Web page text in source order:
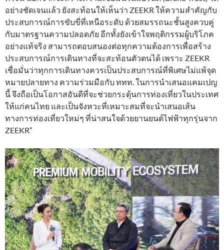
อย่างชัดเจนแล้ว ยังสะท้อนให้เห็นว่า ZEEKR ให้ความสำคัญกับ
ประสบการณ์การขับขี่ที่เหนือระดับ ด้วยสมรรถนะชั้นสูงควบคู่
กับมาตรฐานความปลอดภัย อีกทั้งยังเข้าใจพฤติกรรมผู้บริโภค
อย่างแท้จริง สามารถตอบสนองต่อทุกความต้องการเพื่อสร้าง
ประสบการณ์การเดินทางที่จะสะท้อนตัวตนได้ เพราะ ZEEKR
เชื่อมั่นว่าทุกการเดินทางควรเป็นประสบการณ์ที่พิเศษไม่แพ้จุด
หมายปลายทาง ความร่วมมือกับ ททท. ในการนำเสนอแคมเปญ
นี้ จึงถือเป็นโอกาสอันดีที่จะช่วยกระตุ้นการท่องเที่ยวในประเทศ
ให้แก่คนไทย และเป็นจังหวะที่เหมาะสมที่จะนำเสนอเส้น
ทางการท่องเที่ยวใหม่ๆ ที่น่าสนใจด้วยยานยนต์ไฟฟ้าทุกรุ่นจาก
ZEEKR”